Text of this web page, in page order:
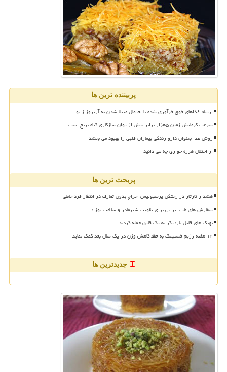
پربیننده ترین ها
ارتباط غذاهای فوق فرآوری شده با احتمال مبتلا شدن به آرتروز زانو
سرعت گرمایش زمین ۵هزار برابر بیش از توان سازگاری گیاه برنج است
روش غذا بعنوان دارو زندگی بیماران قلبی را بهبود می بخشد
از اختلال هرزه خواری چه می دانید
پربحث ترین ها
هشدار تارتار در رختکن پرسپولیس اخراج بدون تعارف در انتظار فرد خاطی
سفارش های طب ایرانی برای تقویت شیرمادر و سلامت نوزاد
نهنگ های قاتل باردیگر به یک قایق حمله کردند
۱۲ هفته رژیم فستینگ به حفظ کاهش وزن در یک سال بعد کمک نماید
جدیدترین ها